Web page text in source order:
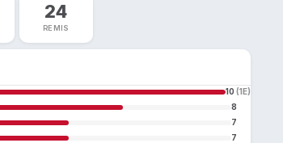
24
REMIS
10 (1E)
8
7
7